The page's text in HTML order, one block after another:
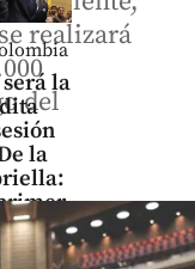
la
la
realizará
del